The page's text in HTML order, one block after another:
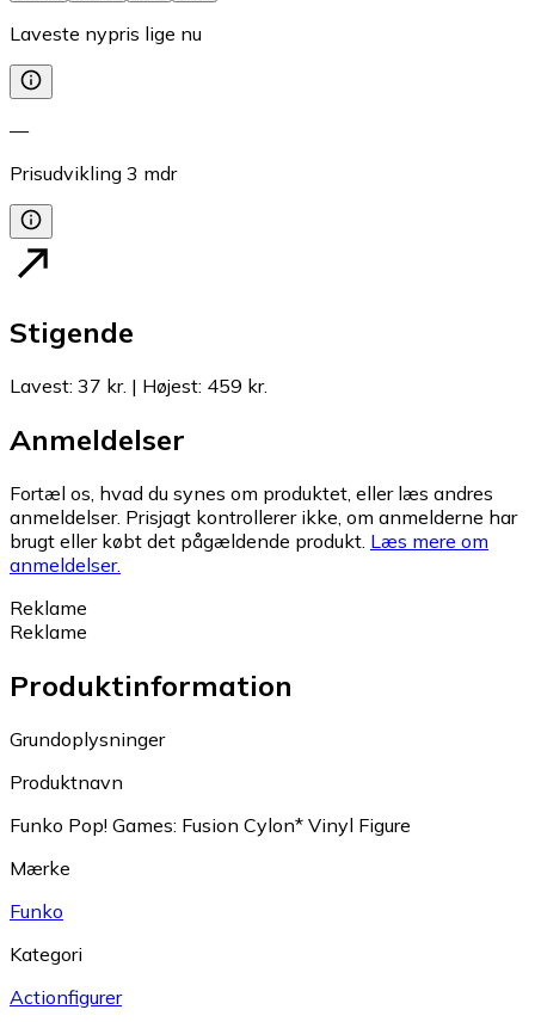
Laveste nypris lige nu
—
Prisudvikling 3 mdr
Stigende
Lavest: 37 kr. | Højest: 459 kr.
Anmeldelser
Fortæl os, hvad du synes om produktet, eller læs andres
anmeldelser. Prisjagt kontrollerer ikke, om anmelderne har
brugt eller købt det pågældende produkt. Læs mere om
anmeldelser.
Reklame
Reklame
Produktinformation
Grundoplysninger
Produktnavn
Funko Pop! Games: Fusion Cylon* Vinyl Figure
Mærke
Funko
Kategori
Actionfigurer